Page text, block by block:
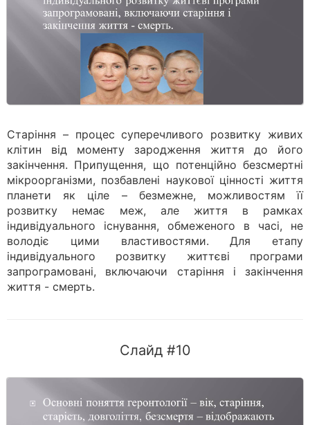
Старіння – процес суперечливого розвитку живих
клітин від моменту зародження життя до його
закінчення. Припущення, що потенційно безсмертні
мікроорганізми, позбавлені наукової цінності життя
планети як ціле – безмежне, можливостям її
розвитку немає меж, але життя в рамках
індивідуального існування, обмеженого в часі, не
володіє цими властивостями. Для етапу
індивідуального розвитку життєві програми
запрограмовані, включаючи старіння і закінчення
життя - смерть.
Слайд #10